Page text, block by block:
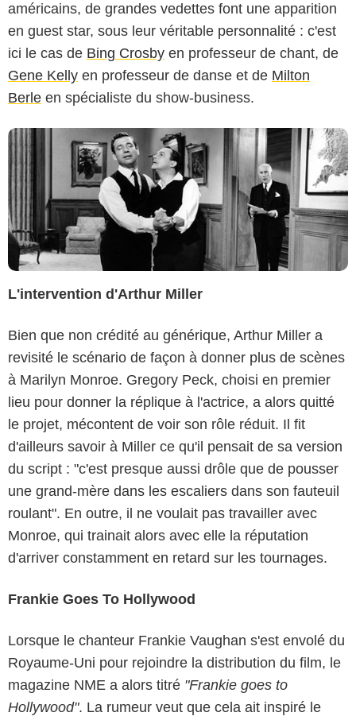
américains, de grandes vedettes font une apparition
en guest star, sous leur véritable personnalité : c'est
ici le cas de Bing Crosby en professeur de chant, de
Gene Kelly en professeur de danse et de Milton
Berle en spécialiste du show-business.
L'intervention d'Arthur Miller
Bien que non crédité au générique, Arthur Miller a
revisité le scénario de façon à donner plus de scènes
à Marilyn Monroe. Gregory Peck, choisi en premier
lieu pour donner la réplique à l'actrice, a alors quitté
le projet, mécontent de voir son rôle réduit. Il fit
d'ailleurs savoir à Miller ce qu'il pensait de sa version
du script : "c'est presque aussi drôle que de pousser
une grand-mère dans les escaliers dans son fauteuil
roulant". En outre, il ne voulait pas travailler avec
Monroe, qui trainait alors avec elle la réputation
d'arriver constamment en retard sur les tournages.
Frankie Goes To Hollywood
Lorsque le chanteur Frankie Vaughan s'est envolé du
Royaume-Uni pour rejoindre la distribution du film, le
magazine NME a alors titré "Frankie goes to
Hollywood". La rumeur veut que cela ait inspiré le